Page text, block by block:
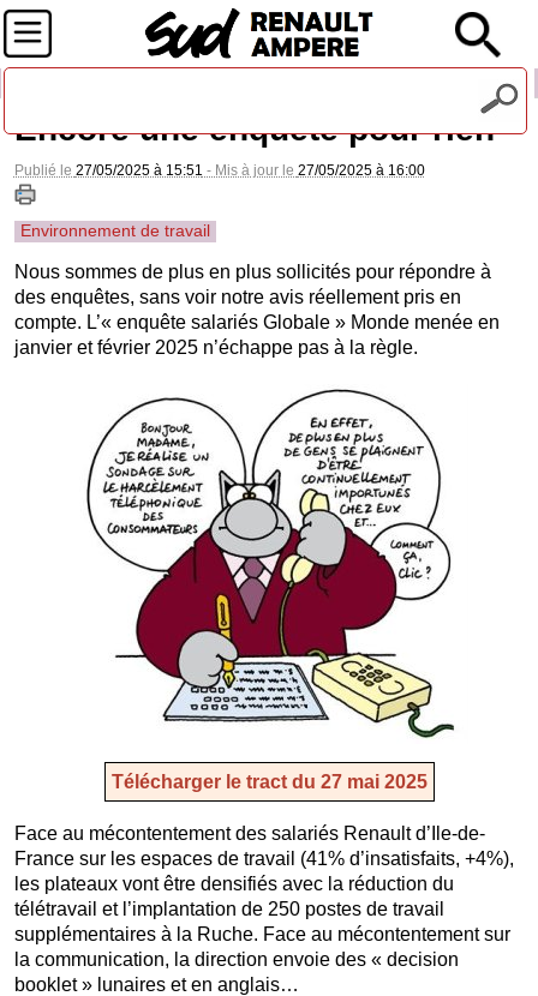
Encore une enquête pour rien
Publié le 27/05/2025 à 15:51 - Mis à jour le 27/05/2025 à 16:00
Environnement de travail
Nous sommes de plus en plus sollicités pour répondre à
des enquêtes, sans voir notre avis réellement pris en
compte. L’« enquête salariés Globale » Monde menée en
janvier et février 2025 n’échappe pas à la règle.
Télécharger le tract du 27 mai 2025
Face au mécontentement des salariés Renault d’Ile-de-
France sur les espaces de travail (41% d’insatisfaits, +4%),
les plateaux vont être densifiés avec la réduction du
télétravail et l’implantation de 250 postes de travail
supplémentaires à la Ruche. Face au mécontentement sur
la communication, la direction envoie des « decision
booklet » lunaires et en anglais…